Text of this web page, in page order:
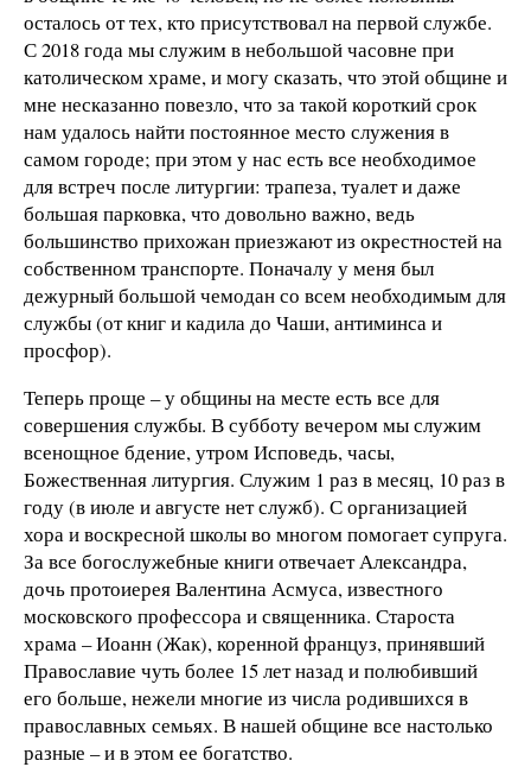
осталось от тех, кто присутствовал на первой службе.
С 2018 года мы служим в небольшой часовне при
католическом храме, и могу сказать, что этой общине и
мне несказанно повезло, что за такой короткий срок
нам удалось найти постоянное место служения в
самом городе; при этом у нас есть все необходимое
для встреч после литургии: трапеза, туалет и даже
большая парковка, что довольно важно, ведь
большинство прихожан приезжают из окрестностей на
собственном транспорте. Поначалу у меня был
дежурный большой чемодан со всем необходимым для
службы (от книг и кадила до Чаши, антиминса и
просфор).
Теперь проще – у общины на месте есть все для
совершения службы. В субботу вечером мы служим
всенощное бдение, утром Исповедь, часы,
Божественная литургия. Служим 1 раз в месяц, 10 раз в
году (в июле и августе нет служб). С организацией
хора и воскресной школы во многом помогает супруга.
За все богослужебные книги отвечает Александра,
дочь протоиерея Валентина Асмуса, известного
московского профессора и священника. Староста
храма – Иоанн (Жак), коренной француз, принявший
Православие чуть более 15 лет назад и полюбивший
его больше, нежели многие из числа родившихся в
православных семьях. В нашей общине все настолько
разные – и в этом ее богатство.